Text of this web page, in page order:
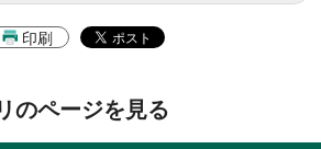
印刷
のページを見る